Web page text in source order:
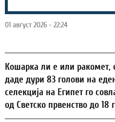
01 август 2026 - 22:24
Кошарка ли е или ракомет,
даде дури 83 голови на
селекција на Египет го
од Светско првенство до 18